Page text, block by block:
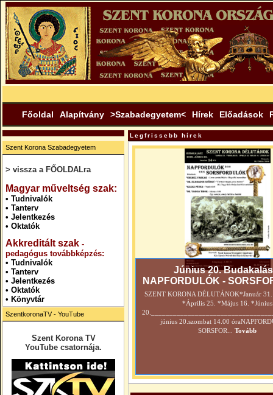
Főoldal Alapítvány >Szabadegyetem< Hírek Előadások
Szent Korona Szabadegyetem
> vissza a FŐOLDALra
Magyar műveltség szak:
• Tudnivalók
• Tanterv
• Jelentkezés
• Oktatók
Akkreditált szak -
pedagógus továbbképzés:
• Tudnivalók
• Tanterv
• Jelentkezés
• Oktatók
• Könyvtár
SzentkoronaTV - YouTube
Szent Korona TV
YouTube csatornája.
Legfrissebb hírek
Június 20.
NAPFORDULÓK -
SZENT KORONA DÉLUTÁNOK*Január
*Április 25. *Május 16. *Június
június 20.szombat 14.00
SORSFOR...
Tovább